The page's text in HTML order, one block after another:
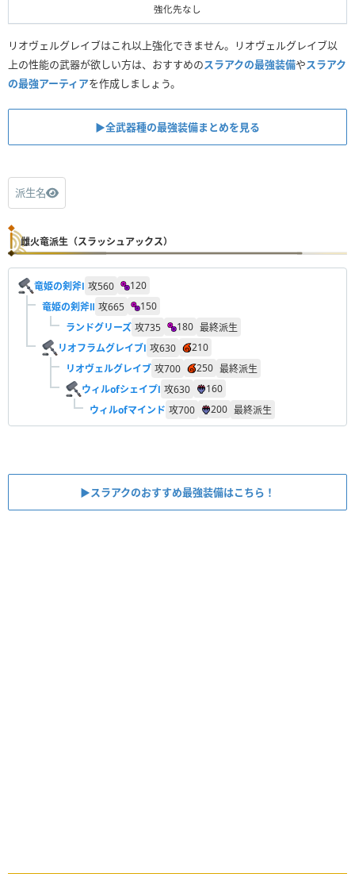
強化先なし
リオヴェルグレイブはこれ以上強化できません。リオヴェルグレイブ以
上の性能の武器が欲しい方は、おすすめのスラアクの最強装備やスラアク
の最強アーティアを作成しましょう。
▶︎全武器種の最強装備まとめを見る
派生名
雌火竜派生（スラッシュアックス）
竜姫の剣斧Ⅰ 攻560
120
竜姫の剣斧Ⅱ 攻665
150
ランドグリーズ 攻735 180 最終派生
リオフラムグレイブⅠ 攻630
210
リオヴェルグレイブ 攻700 250 最終派生
ウィルofシェイプⅠ 攻630
160
ウィルofマインド 攻700 200 最終派生
▶︎スラアクのおすすめ最強装備はこちら！